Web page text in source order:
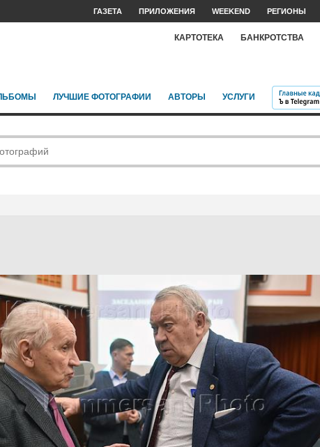
ГАЗЕТА ПРИЛОЖЕНИЯ WEEKEND РЕГИОНЫ
КАРТОТЕКА БАНКРОТСТВА
ЛУЧШИЕ ФОТОГРАФИИ АВТОРЫ УСЛУГИ